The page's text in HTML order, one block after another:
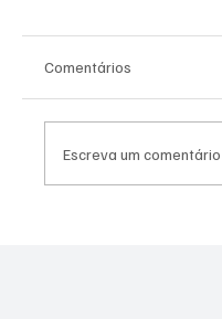
Comentários
Escreva um comentário